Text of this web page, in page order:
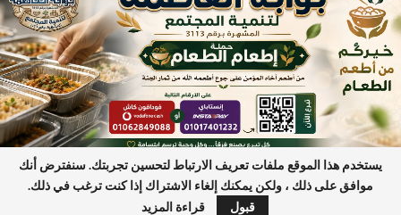
يستخدم هذا الموقع ملفات تعريف الارتباط لتحسين تجربتك. سنفترض أنك
موافق على ذلك ، ولكن يمكنك إلغاء الاشتراك إذا كنت ترغب في ذلك.
قبول
قراءة المزيد بوابة الحرب العالمية الثالثة خارجية روسيا:السياسيون هم